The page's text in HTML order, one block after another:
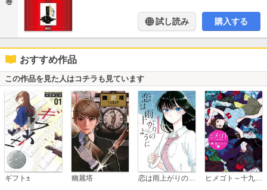
巻
試し読み 購入する
おすすめ作品
この作品を見た人はコチラも見ています
ギフト± 幽麗塔 恋は雨上がりのように ヒメゴト～十九歳の制服～